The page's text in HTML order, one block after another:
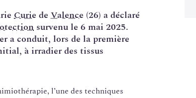
Curie de Valence (26) a déclaré
survenu le 6 mai 2025.
a conduit, lors de la première
à irradier des tissus
l’une des techniques